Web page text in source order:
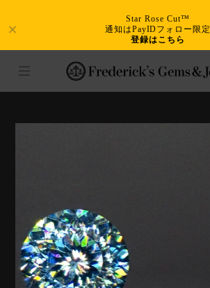
Star Rose Cut™
通知はPayIDフォロー限定
登録はこちら